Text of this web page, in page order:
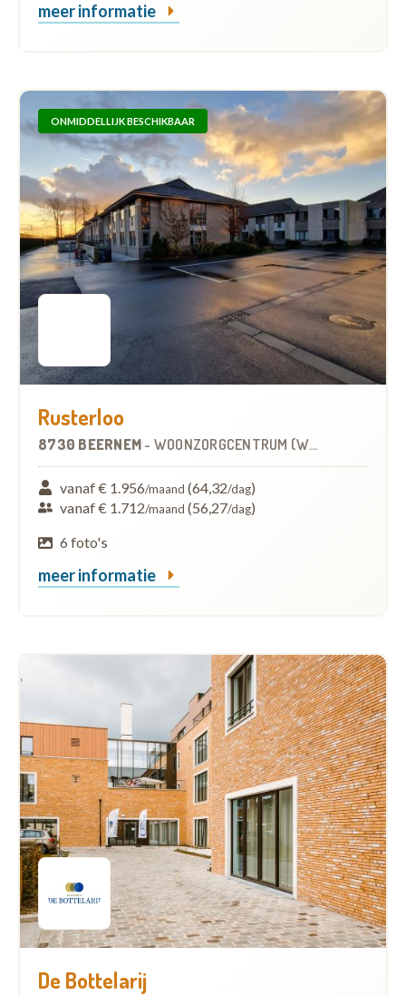
meer informatie
ONMIDDELLIJK BESCHIKBAAR
Rusterloo
8730 BEERNEM - WOONZORGCENTRUM (WZC)
vanaf € 1.956/maand (64,32/dag)
vanaf € 1.712/maand (56,27/dag)
6 foto's
meer informatie
De Bottelarij